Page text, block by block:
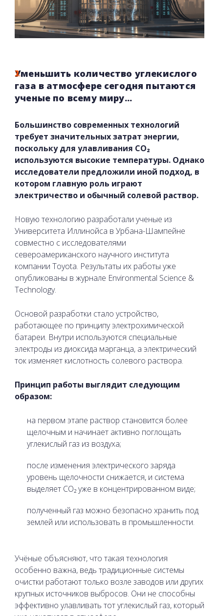
Уменьшить количество углекислого
газа в атмосфере сегодня пытаются
ученые по всему миру...
Большинство современных технологий
требует значительных затрат энергии,
поскольку для улавливания CO₂
используются высокие температуры. Однако
исследователи предложили иной подход, в
котором главную роль играют
электричество и обычный солевой раствор.
Новую технологию разработали ученые из
Университета Иллинойса в Урбана-Шампейне
совместно с исследователями
североамериканского научного института
компании Toyota. Результаты их работы уже
опубликованы в журнале Environmental Science &
Technology.
Основой разработки стало устройство,
работающее по принципу электрохимической
батареи. Внутри используются специальные
электроды из диоксида марганца, а электрический
ток изменяет кислотность солевого раствора.
Принцип работы выглядит следующим
образом:
на первом этапе раствор становится более
щелочным и начинает активно поглощать
углекислый газ из воздуха;
после изменения электрического заряда
уровень щелочности снижается, и система
выделяет CO₂ уже в концентрированном виде;
полученный газ можно безопасно хранить под
землей или использовать в промышленности.
Учёные объясняют, что такая технология
особенно важна, ведь традиционные системы
очистки работают только возле заводов или других
крупных источников выбросов. Они не способны
эффективно улавливать тот углекислый газ, который